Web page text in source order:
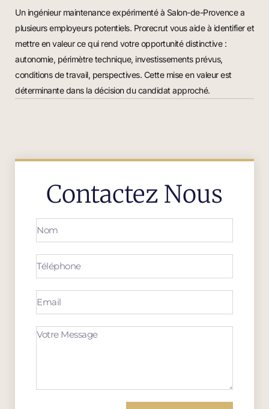
Un ingénieur maintenance expérimenté à Salon-de-Provence a
plusieurs employeurs potentiels. Prorecrut vous aide à identifier et
mettre en valeur ce qui rend votre opportunité distinctive :
autonomie, périmètre technique, investissements prévus,
conditions de travail, perspectives. Cette mise en valeur est
déterminante dans la décision du candidat approché.
Contactez Nous